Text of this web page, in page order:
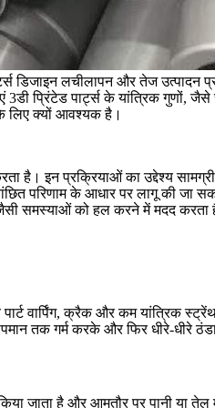
डिजाइन लचीलापन और तेज उत्पादन
3डी प्रिंटेड पार्ट्स के यांत्रिक गुणों,
लिए क्यों आवश्यक है।
है। इन प्रक्रियाओं का उद्देश्य
परिणाम के आधार पर लागू की जा
जैसी समस्याओं को हल करने में मदद
वार्पिंग, क्रैक और कम यांत्रिक
तक गर्म करके और फिर धीरे-धीरे
जाता है और आमतौर पर पानी या